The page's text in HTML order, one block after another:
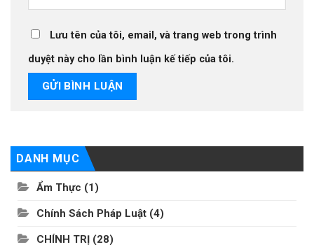
Lưu tên của tôi, email, và trang web trong trình
duyệt này cho lần bình luận kế tiếp của tôi.
DANH MỤC
Ẩm Thực (1)
Chính Sách Pháp Luật (4)
CHÍNH TRỊ (28)